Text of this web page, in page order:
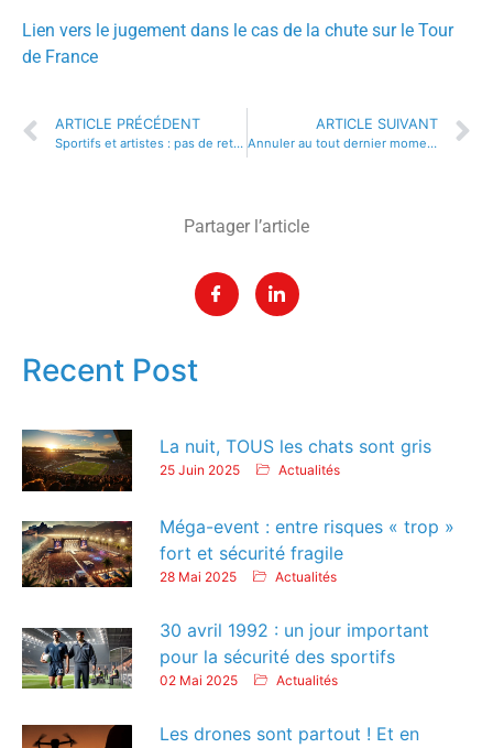
Lien vers le jugement dans le cas de la chute sur le Tour
de France
ARTICLE PRÉCÉDENT
Sportifs et artistes : pas de retour à l’envoyeur….
ARTICLE SUIVANT
Annuler au tout dernier moment : quelles conséquences ?
Partager l’article
Recent Post
La nuit, TOUS les chats sont gris
25 Juin 2025 Actualités
Méga-event : entre risques « trop »
fort et sécurité fragile
28 Mai 2025 Actualités
30 avril 1992 : un jour important
pour la sécurité des sportifs
02 Mai 2025 Actualités
Les drones sont partout ! Et en